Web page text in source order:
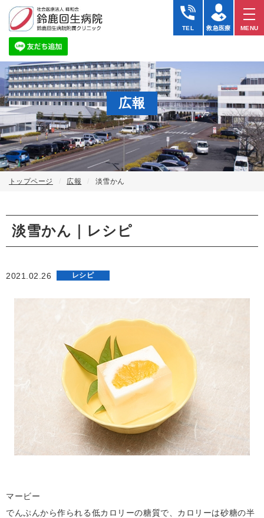
TEL 救急医療 MENU
広報
トップページ 広報 淡雪かん
淡雪かん｜レシピ
2021.02.26 レシピ
マービー
でんぷんから作られる低カロリーの糖質で、カロリーは砂糖の半